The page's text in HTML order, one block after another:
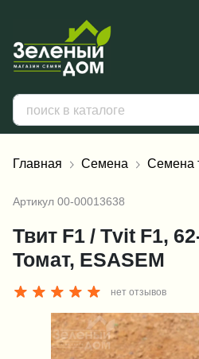
Главная Семена Семена
Артикул 00-00013638
Твит F1 / Tvit F1,
Томат, ESASEM
нет отзывов